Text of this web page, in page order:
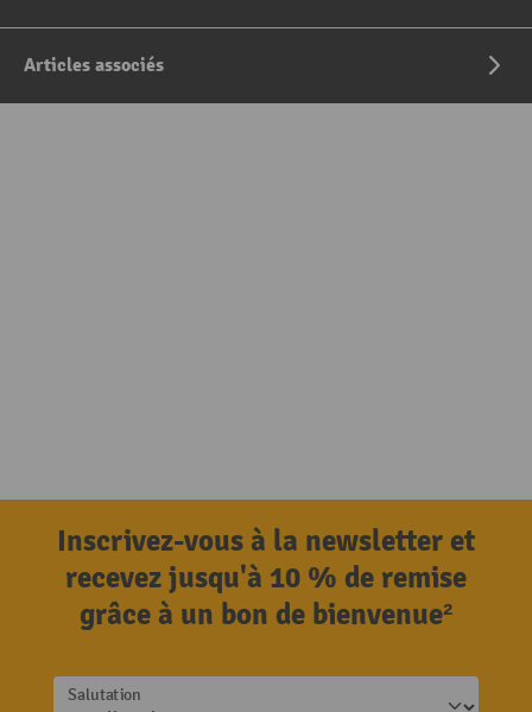
Articles associés
Inscrivez-vous à la newsletter et
recevez jusqu'à 10 % de remise
grâce à un bon de bienvenue²
Salutation